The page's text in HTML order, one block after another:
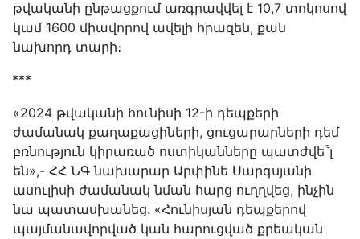
թվականի ընթացքում առգրավվել է 10,7 տոկոսով
կամ 1600 միավորով ավելի հրազեն, քան
նախորդ տարի։
***
«2024 թվականի հունիսի 12-ի դեպքերի
ժամանակ քաղաքացիների, ցուցարարների դեմ
բռնություն կիրառած ոստիկանները պատժվե՞լ
են»,- ՀՀ ՆԳ նախարար Արփինե Սարգսյանի
ասուլիսի ժամանակ նման հարց ուղղվեց, ինչին
նա պատասխանեց. «Հունիսյան դեպքերով
պայմանավորված կան հարուցված քրեական